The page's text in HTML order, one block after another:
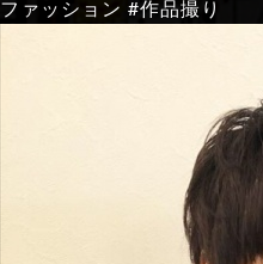
ファッション #作品撮り